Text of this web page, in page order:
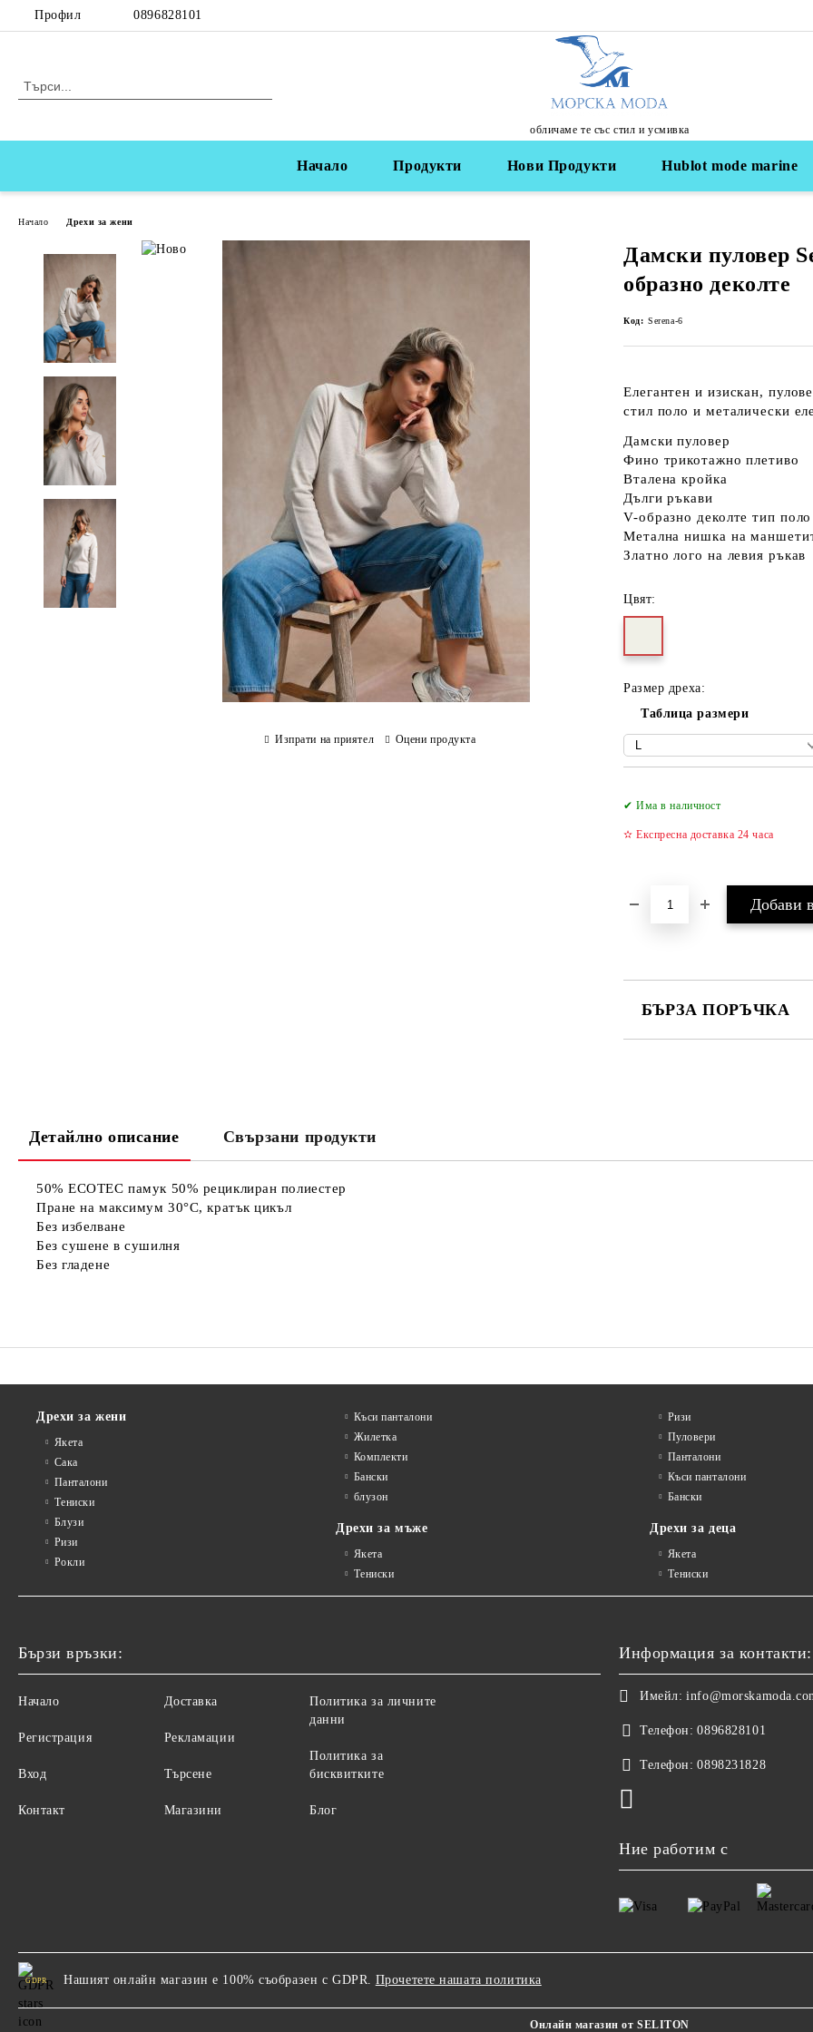
Профил 0896828101
обличаме те със стил и усмивка
Начало Продукти Нови Продукти Hublot mode marine
Начало Дрехи за жени
Дамски пуловер
образно деколте
Код: Serena-6
Елегантен и изискан,
стил поло и металически
Дамски пуловер
Фино трикотажно плетиво
Вталена кройка
Дълги ръкави
V-образно деколте тип поло
Метална нишка на
Златно лого на левия ръкав
Цвят:
Размер дреха:
Таблица размери
✔ Има в наличност
✫ Експресна доставка 24 часа
БЪРЗА ПОРЪЧКА
Изпрати на приятел Оцени продукта
Детайлно описание Свързани продукти
50% ECOTEC памук 50% рециклиран полиестер
Пране на максимум 30°C, кратък цикъл
Без избелване
Без сушене в сушилня
Без гладене
Дрехи за жени
Якета
Сакa
Панталони
Тениски
Блузи
Ризи
Рокли
Къси панталони
Жилетка
Комплекти
Бански
блузон
Дрехи за мъже
Якета
Тениски
Ризи
Пуловери
Панталони
Къси панталони
Бански
Дрехи за деца
Якета
Тениски
Бързи връзки:
Начало
Регистрация
Вход
Контакт
Доставка
Рекламации
Търсене
Магазини
Политика за личните
данни
Политика за
бисквитките
Блог
Информация за контакти:
Имейл:
Телефон: 0896828101
Телефон: 0898231828
Ние работим с
GDPR Нашият онлайн магазин е 100% съобразен с GDPR. Прочетете нашата политика
Онлайн магазин от SELITON